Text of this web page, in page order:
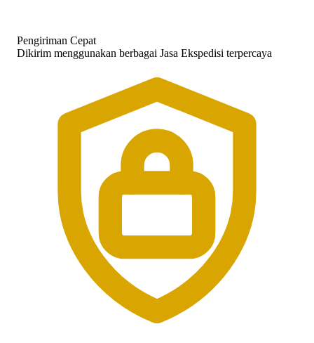
Pengiriman Cepat
Dikirim menggunakan berbagai Jasa Ekspedisi terpercaya